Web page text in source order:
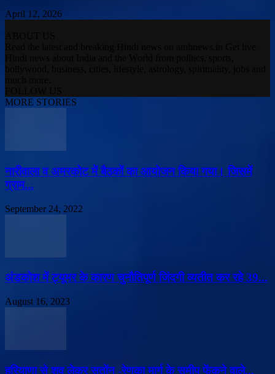
April 12, 2026
MORE STORIES
नारीवाला व अमरकोट में बैठकों का आयोजन किया गया। जिसमें
ग्राम...
September 24, 2022
अंडकोश में ट्यूमर के कारण चुनौतिपूर्ण जिंदगी व्यतीत कर रहे 39...
August 16, 2023
हरियाणा से शव लेकर सतोंन -रेणुका मार्ग के समीप फेंकने वाले...